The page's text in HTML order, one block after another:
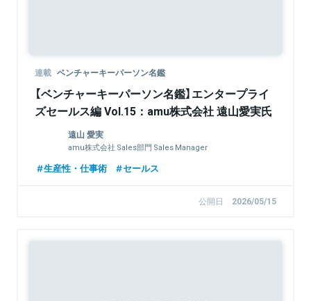
連載 ベンチャーキーパーソン名鑑
【ベンチャーキーパーソン名鑑】エンタープライ
ズセールス編 Vol.15：amu株式会社 遠山愛実氏
遠山 愛実
amu株式会社 Sales部門 Sales Manager
生産性・仕事術 セールス
公開日 2026/05/15